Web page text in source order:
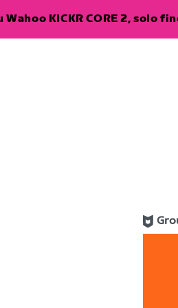
KICKR CORE 2, solo